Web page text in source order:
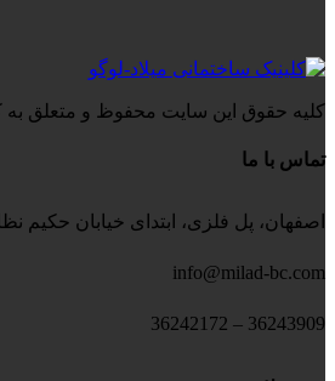
کلیه حقوق این سایت محفوظ و متعلق به
تماس با ما
اصفهان، پل فلزی، ابتدای خیابان حکیم نظامی، نبش بن
info@milad-bc.com
36243909 – 36242172